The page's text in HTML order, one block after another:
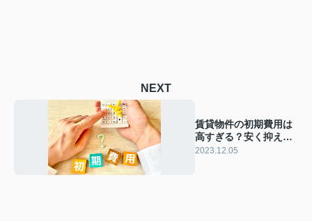
NEXT
賃貸物件の初期費用は
高すぎる？安く抑える
方法をご紹介
2023.12.05